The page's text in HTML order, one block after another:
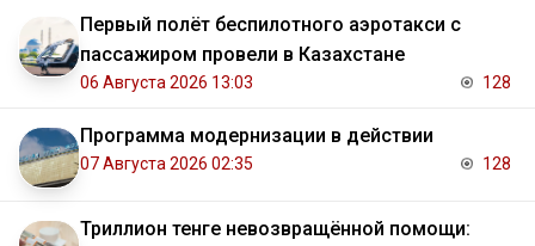
Первый полёт беспилотного аэротакси с
пассажиром провели в Казахстане
06 Августа 2026 13:03 128
Программа модернизации в действии
07 Августа 2026 02:35 128
Триллион тенге невозвращённой помощи: